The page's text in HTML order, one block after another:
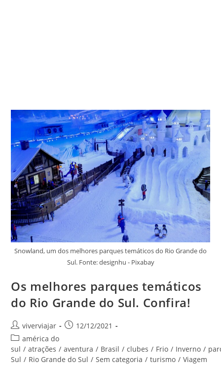
Snowland, um dos melhores parques temáticos do Rio Grande do
Sul. Fonte: designhu - Pixabay
Os melhores parques temáticos
do Rio Grande do Sul. Confira!
Autor
do
post:
viverviajar
Post12/12/2021
Categoria
do
post:
américa do
sul / atrações / aventura / Brasil / clubes / Frio / Inverno /
Sul / Rio Grande do Sul / Sem categoria / turismo / Viagem